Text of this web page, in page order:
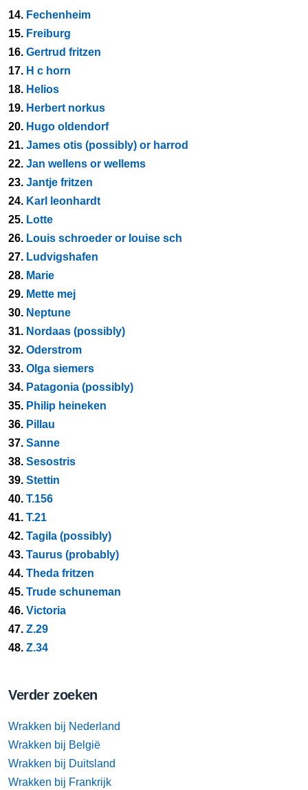
14. Fechenheim
15. Freiburg
16. Gertrud fritzen
17. H c horn
18. Helios
19. Herbert norkus
20. Hugo oldendorf
21. James otis (possibly) or harrod
22. Jan wellens or wellems
23. Jantje fritzen
24. Karl leonhardt
25. Lotte
26. Louis schroeder or louise sch
27. Ludvigshafen
28. Marie
29. Mette mej
30. Neptune
31. Nordaas (possibly)
32. Oderstrom
33. Olga siemers
34. Patagonia (possibly)
35. Philip heineken
36. Pillau
37. Sanne
38. Sesostris
39. Stettin
40. T.156
41. T.21
42. Tagila (possibly)
43. Taurus (probably)
44. Theda fritzen
45. Trude schuneman
46. Victoria
47. Z.29
48. Z.34
Verder zoeken
Wrakken bij Nederland
Wrakken bij België
Wrakken bij Duitsland
Wrakken bij Frankrijk